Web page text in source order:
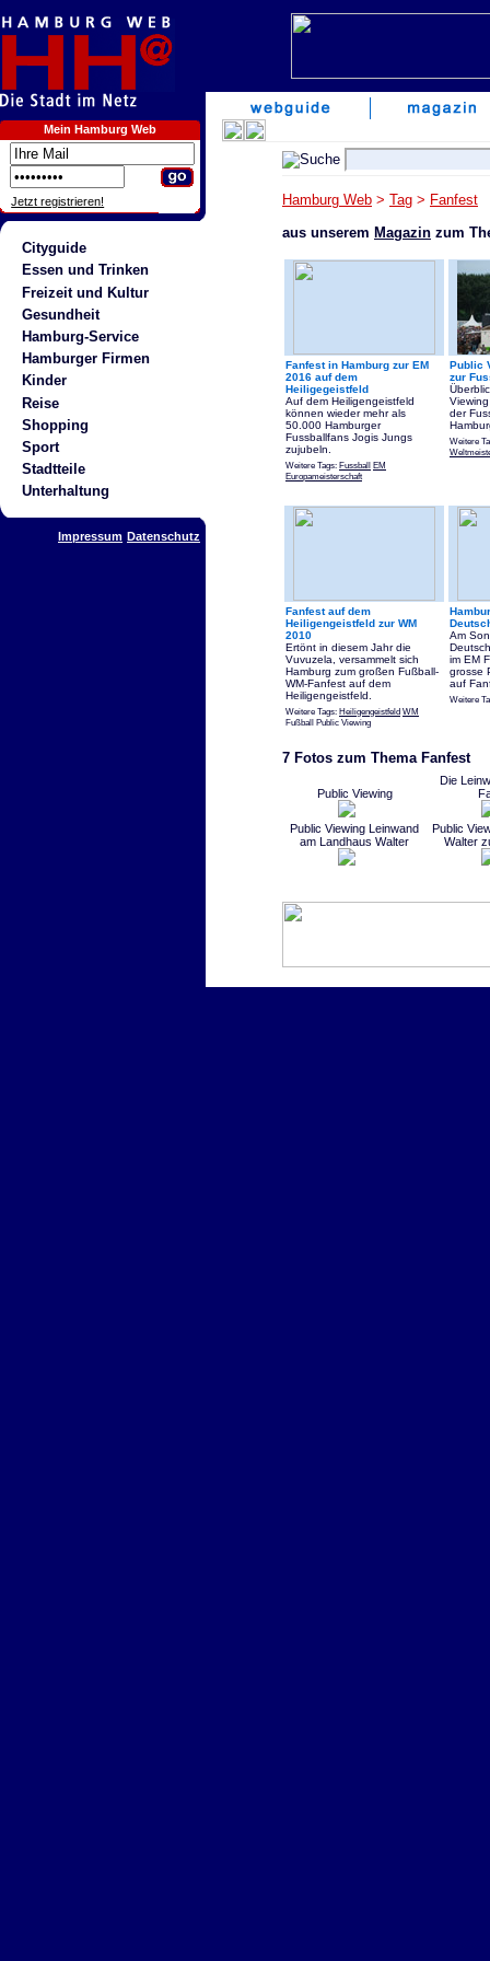
Mein Hamburg Web
Jetzt registrieren!
Cityguide
Essen und Trinken
Freizeit und Kultur
Gesundheit
Hamburg-Service
Hamburger Firmen
Kinder
Reise
Shopping
Sport
Stadtteile
Unterhaltung
Impressum Datenschutz
Hamburg Web > Tag > Fanfest
aus unserem Magazin zum
Fanfest in Hamburg zur EM
2016 auf dem
Heiligegeistfeld
Auf dem Heiligengeistfeld
können wieder mehr als
50.000 Hamburger
Fussballfans Jogis Jungs
zujubeln.
Weitere Tags: Fussball EM
Europameisterschaft
Public
zur
der
Weitere
Fanfest auf dem
Heiligengeistfeld zur WM
2010
Ertönt in diesem Jahr die
Vuvuzela, versammelt sich
Hamburg zum großen Fußball-
WM-Fanfest auf dem
Heiligengeistfeld.
Weitere Tags: Heiligengeistfeld WM
Fußball Public Viewing
Am
im EM
grosse
auf
Weitere
7 Fotos zum Thema Fanfest
Public Viewing
Die
Public Viewing Leinwand
am Landhaus Walter
Public
Walter